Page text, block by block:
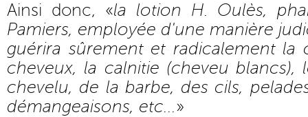
Ainsi donc, «la lotion H. Oulès,
Pamiers, employée d'une manière
guérira sûrement et radicalement la
cheveux, la calnitie (cheveu blancs),
chevelu, de la barbe, des cils,
démangeaisons, etc...»